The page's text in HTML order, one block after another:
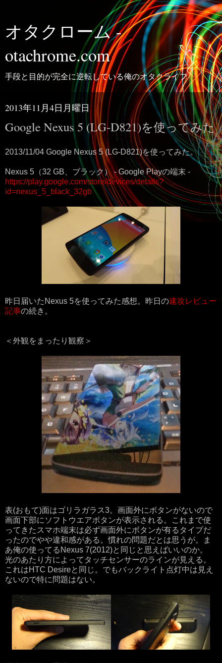
オタクローム -
otachrome.com
手段と目的が完全に逆転している俺のオタクライフ
2013年11月4日月曜日
Google Nexus 5 (LG-D821)を使ってみた
2013/11/04 Google Nexus 5 (LG-D821)を使ってみた。
Nexus 5（32 GB、ブラック） - Google Playの端末 -
https://play.google.com/store/devices/details?
id=nexus_5_black_32gb
昨日届いたNexus 5を使ってみた感想。昨日の速攻レビュー
記事の続き。
＜外観をまったり観察＞
表(おもて)面はゴリラガラス3。画面外にボタンがないので
画面下部にソフトウエアボタンが表示される。これまで使
ってきたスマホ端末は必ず画面外にボタンが有るタイプだ
ったのでやや違和感がある。慣れの問題だとは思うが。ま
あ俺の使ってるNexus 7(2012)と同じと思えばいいのか。
光のあたり方によってタッチセンサーのラインが見える。
これはHTC Desireと同じ。でもバックライト点灯中は見え
ないので特に問題はない。